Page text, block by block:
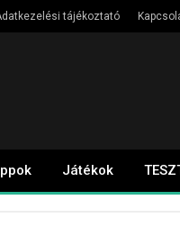
tájékoztató
Játékok